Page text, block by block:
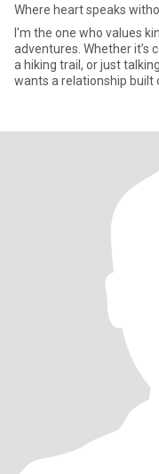
Where heart speaks
I'm the one who values
adventures. Whether it’s
a hiking trail, or just
wants a relationship built